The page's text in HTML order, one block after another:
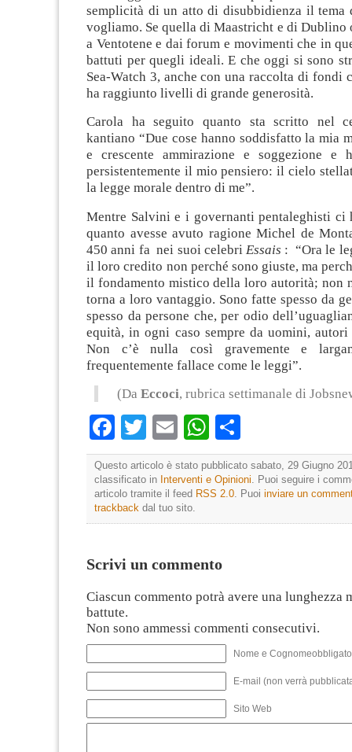
semplicità di un atto di disubbidienza il tema
vogliamo. Se quella di Maastricht e di Dublino
a Ventotene e dai forum e movimenti che in
battuti per quegli ideali. E che oggi si sono
Sea-Watch 3, anche con una raccolta di fondi
ha raggiunto livelli di grande generosità.
Carola ha seguito quanto sta scritto nel
kantiano “Due cose hanno soddisfatto la mia
e crescente ammirazione e soggezione e
persistentemente il mio pensiero: il cielo
la legge morale dentro di me”.
Mentre Salvini e i governanti pentaleghisti ci
quanto avesse avuto ragione Michel de
450 anni fa nei suoi celebri Essais : “Ora le
il loro credito non perché sono giuste, ma
il fondamento mistico della loro autorità; non
torna a loro vantaggio. Sono fatte spesso da
spesso da persone che, per odio
equità, in ogni caso sempre da uomini,
Non c’è nulla così gravemente e
frequentemente fallace come le leggi”.
(Da Eccoci, rubrica settimanale di
Facebook
TwitterEmailWhatsApp
Questo articolo è stato pubblicato sabato, 29 Giugno
classificato in Interventi e Opinioni. Puoi seguire i
articolo tramite il feed RSS 2.0. Puoi inviare un
trackback dal tuo sito.
Scrivi un commento
Ciascun commento potrà avere una lunghezza
battute.
Non sono ammessi commenti consecutivi.
Nome e
E-mail (non verrà
Sito Web